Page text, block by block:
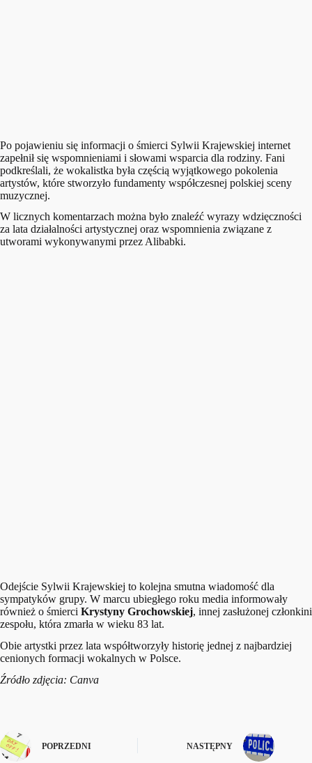
Po pojawieniu się informacji o śmierci Sylwii Krajewskiej internet
zapełnił się wspomnieniami i słowami wsparcia dla rodziny. Fani
podkreślali, że wokalistka była częścią wyjątkowego pokolenia
artystów, które stworzyło fundamenty współczesnej polskiej sceny
muzycznej.
W licznych komentarzach można było znaleźć wyrazy wdzięczności
za lata działalności artystycznej oraz wspomnienia związane z
utworami wykonywanymi przez Alibabki.
Odejście Sylwii Krajewskiej to kolejna smutna wiadomość dla
sympatyków grupy. W marcu ubiegłego roku media informowały
również o śmierci Krystyny Grochowskiej, innej zasłużonej członkini
zespołu, która zmarła w wieku 83 lat.
Obie artystki przez lata współtworzyły historię jednej z najbardziej
cenionych formacji wokalnych w Polsce.
Źródło zdjęcia: Canva
POPRZEDNI NASTĘPNY